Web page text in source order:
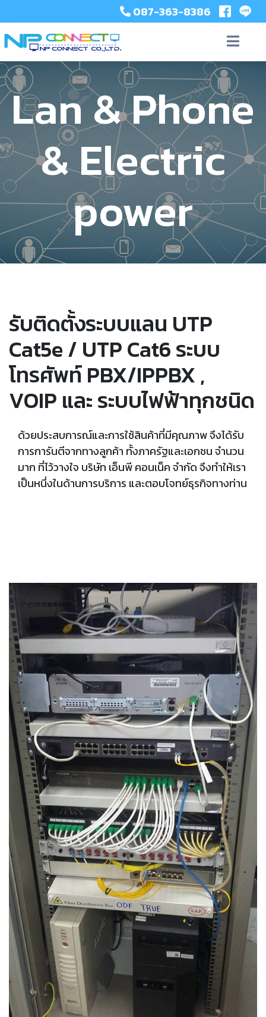
087-363-8386
Lan & Phone
& Electric
power
รับติดตั้งระบบแลน UTP
Cat5e / UTP Cat6 ระบบ
โทรศัพท์ PBX/IPPBX ,
VOIP และ ระบบไฟฟ้าทุกชนิด
ด้วยประสบการณ์และการใช้สินค้าที่มีคุณภาพ จึงได้รับ
การการันตีจากทางลูกค้า ทั้งภาครัฐและเอกชน จำนวน
มาก ที่ไว้วางใจ บริษัท เอ็นพี คอนเน็ค จำกัด จึงทำให้เรา
เป็นหนึ่งในด้านการบริการ และตอบโจทย์ธุรกิจทางท่าน